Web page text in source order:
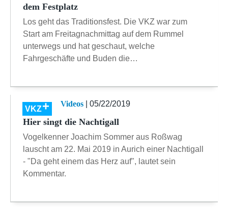
dem Festplatz
Los geht das Traditionsfest. Die VKZ war zum
Start am Freitagnachmittag auf dem Rummel
unterwegs und hat geschaut, welche
Fahrgeschäfte und Buden die…
VKZ
Videos | 05/22/2019
Hier singt die Nachtigall
Vogelkenner Joachim Sommer aus Roßwag
lauscht am 22. Mai 2019 in Aurich einer Nachtigall
- "Da geht einem das Herz auf", lautet sein
Kommentar.